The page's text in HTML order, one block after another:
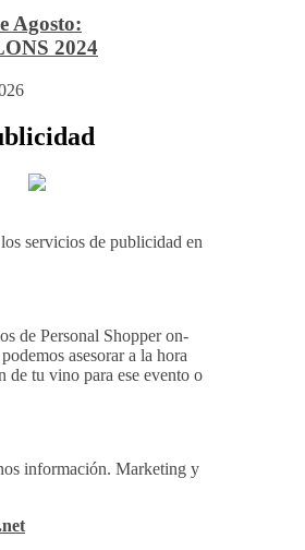
Agosto:
2024
servicios de publicidad en
de Personal Shopper on-
asesorar a la hora
de tu vino para ese evento o
información. Marketing y